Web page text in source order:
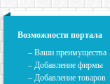
Возможности портала
– Ваши преимущества
– Добавление фирмы
– Добавление товаров